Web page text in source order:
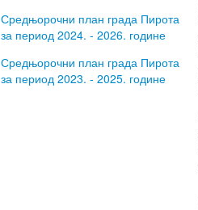
Средњорочни план града Пирота
за период 2024. - 2026. године
Средњорочни план града Пирота
за период 2023. - 2025. године